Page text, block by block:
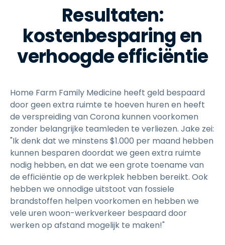
Resultaten:
kostenbesparing en
verhoogde efficiëntie
Home Farm Family Medicine heeft geld bespaard
door geen extra ruimte te hoeven huren en heeft
de verspreiding van Corona kunnen voorkomen
zonder belangrijke teamleden te verliezen. Jake zei:
"Ik denk dat we minstens $1.000 per maand hebben
kunnen besparen doordat we geen extra ruimte
nodig hebben, en dat we een grote toename van
de efficiëntie op de werkplek hebben bereikt. Ook
hebben we onnodige uitstoot van fossiele
brandstoffen helpen voorkomen en hebben we
vele uren woon-werkverkeer bespaard door
werken op afstand mogelijk te maken!"